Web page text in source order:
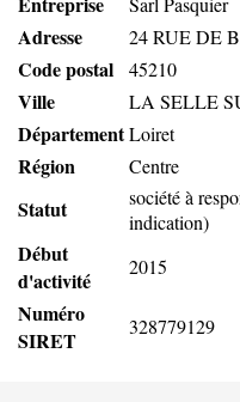
Adresse 24 RUE DE
Code postal 45210
Ville LA SELLE
DépartementLoiret
Région Centre
Statut
société à
indication)
Début
d'activité
2015
Numéro
SIRET
328779129